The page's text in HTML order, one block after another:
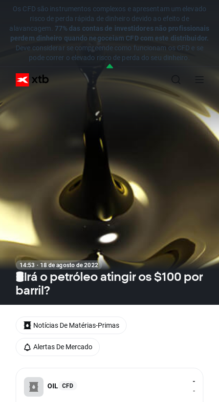
Os CFD são instrumentos complexos e apresentam um elevado
risco de perda rápida de dinheiro devido ao efeito de
alavancagem. 77% das contas de investidores não profissionais
perdem dinheiro quando negoceiam CFD com este distribuidor.
Deve considerar se compreende como funcionam os CFD e se
pode correr o elevado risco de perda do seu dinheiro.
14:53 · 18 de agosto de 2022
🛢Irá o petróleo atingir os $100 por
barril?
OIL CFD
-
-
Notícias De Matérias-Primas
Alertas De Mercado